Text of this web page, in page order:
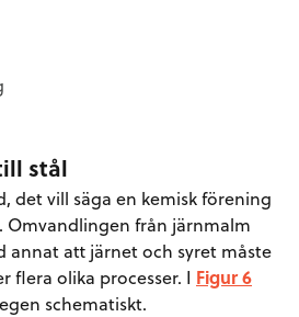
stål
det vill säga en kemisk förening
Omvandlingen från järnmalm
annat att järnet och syret måste
flera olika processer. I Figur 6
schematiskt.